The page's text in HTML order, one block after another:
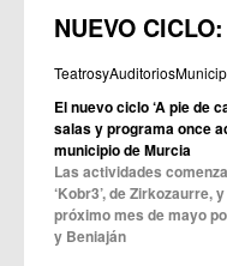
NUEVO CICLO:
El nuevo ciclo ‘A pie de
salas y programa once
municipio de Murcia
Las actividades
‘Kobr3’, de Zirkozaurre,
próximo mes de mayo
y Beniaján